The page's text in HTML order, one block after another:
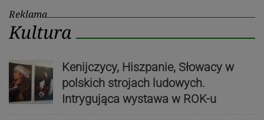
Reklama
Kultura
Kenijczycy, Hiszpanie, Słowacy w
polskich strojach ludowych.
Intrygująca wystawa w ROK-u